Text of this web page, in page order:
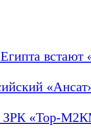
встают
ЗРК «Тор-